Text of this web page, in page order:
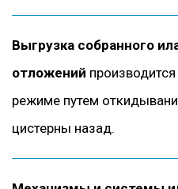
Выгрузка собранного
отложений
режиме путем
цистерны назад.